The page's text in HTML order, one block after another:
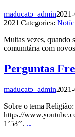
maducato_admin
2021 |Categories:
Muitas vezes, quando
comunitária com
Perguntas
maducato_admin
Sobre o tema Religião:
https://
1’58’’. ...